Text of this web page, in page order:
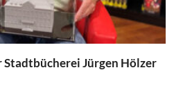
Jürgen Hölzer